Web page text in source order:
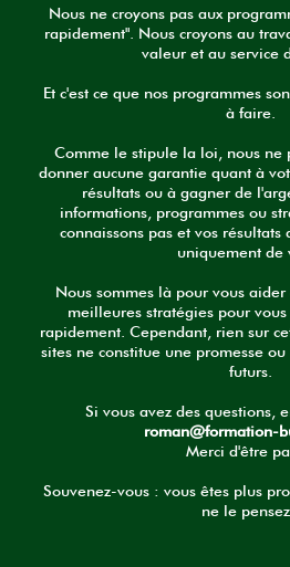
Nous ne croyons pas aux
rapidement". Nous croyons au
valeur et au service
Et c'est ce que nos programmes
à faire.
Comme le stipule la loi, nous ne
donner aucune garantie quant à
résultats ou à gagner de
informations, programmes ou
connaissons pas et vos
uniquement de
Nous sommes là pour vous
meilleures stratégies pour
rapidement. Cependant, rien sur
sites ne constitue une promesse
futurs.
Si vous avez des questions,
roman@formation-
Merci d'être
Souvenez-vous : vous êtes plus
ne le